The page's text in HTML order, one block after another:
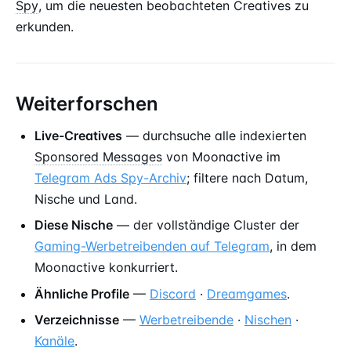
Spy, um die neuesten beobachteten Creatives zu
erkunden.
Weiterforschen
Live-Creatives — durchsuche alle indexierten
Sponsored Messages von Moonactive im
Telegram Ads Spy-Archiv; filtere nach Datum,
Nische und Land.
Diese Nische — der vollständige Cluster der
Gaming-Werbetreibenden auf Telegram, in dem
Moonactive konkurriert.
Ähnliche Profile — Discord · Dreamgames.
Verzeichnisse — Werbetreibende · Nischen ·
Kanäle.